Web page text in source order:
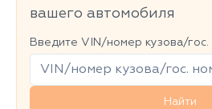
вашего автомобиля
Введите VIN/номер кузова/гос.
Найти